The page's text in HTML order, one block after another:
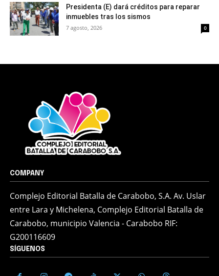
Presidenta (E) dará créditos para reparar
inmuebles tras los sismos
7 agosto, 2026 0
COMPANY
Complejo Editorial Batalla de Carabobo, S.A. Av. Uslar
entre Lara y Michelena, Complejo Editorial Batalla de
Carabobo, municipio Valencia - Carabobo RIF:
G200116609
SÍGUENOS